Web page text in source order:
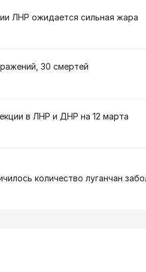
ЛНР ожидается сильная жара
30 смертей
в ЛНР и ДНР на 12 марта
количество луганчан